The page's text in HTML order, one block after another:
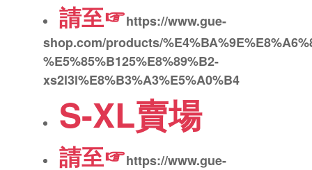
請至☞https://www.gue-
shop.com/products/
%E5%85%B125%E8%89%B2-
xs2l3l%E8%B3%A3%E5%A0%B4
S-XL賣場
請至☞https://www.gue-